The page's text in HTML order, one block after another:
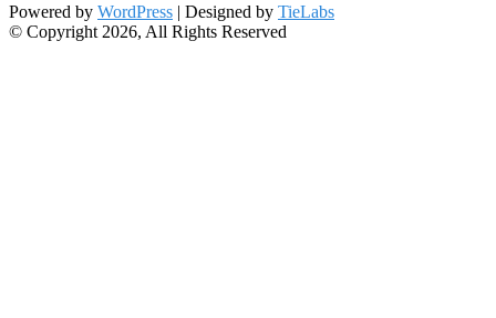
Powered by WordPress | Designed by TieLabs
© Copyright 2026, All Rights Reserved